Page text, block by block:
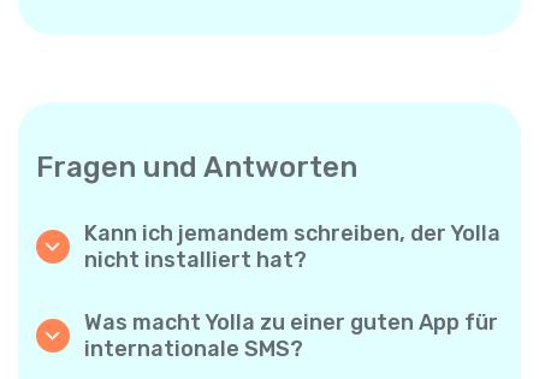
Fragen und Antworten
Kann ich jemandem schreiben, der Yolla
nicht installiert hat?
Mobilnummer des Empfängers – die andere
Person muss nichts installieren und braucht
Was macht Yolla zu einer guten App für
internationale SMS?